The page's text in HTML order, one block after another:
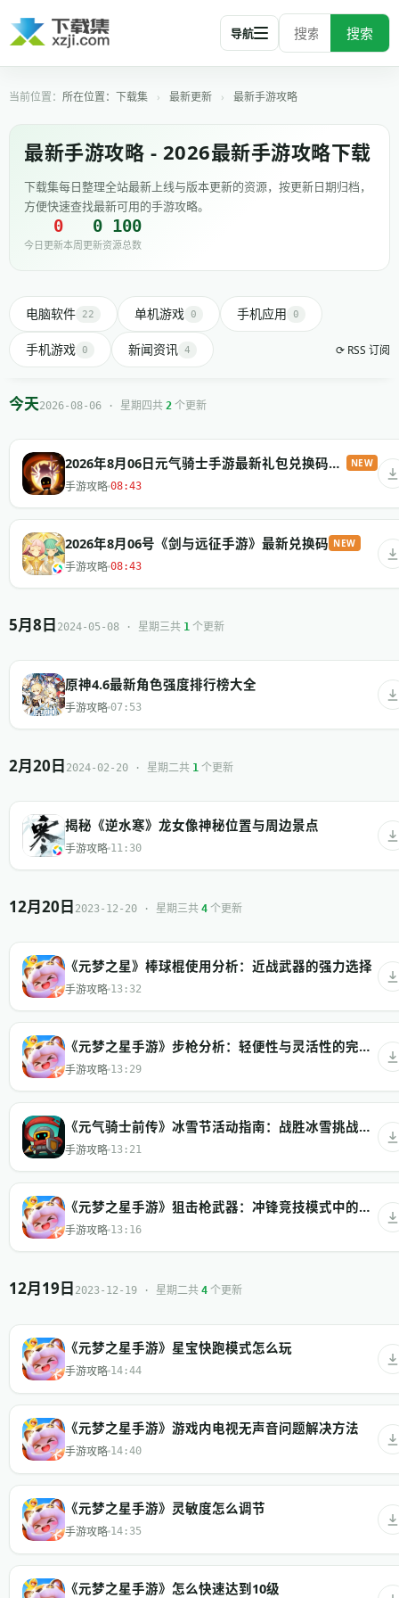
搜索
导航
所在位置： 下载集 › 最新更新 › 最新手游攻略
最新手游攻略 - 2026最新手游攻略下载
下载集每日整理全站最新上线与版本更新的资源，按更新日期归档，
方便快速查找最新可用的手游攻略。
0
今日更新
0
本周更新
100
资源总数
电脑软件 22 单机游戏 0 手机应用 0
手机游戏 0 新闻资讯 4 ⟳ RSS 订阅
今天2026-08-06 · 星期四共 2 个更新
2026年8月06日元气骑士手游最新礼包兑换码汇总 NEW
手游攻略 08:43
2026年8月06号《剑与远征手游》最新兑换码 NEW
手游攻略 08:43
5月8日 2024-05-08 · 星期三共 1 个更新
原神4.6最新角色强度排行榜大全
手游攻略 07:53
2月20日 2024-02-20 · 星期二共 1 个更新
揭秘《逆水寒》龙女像神秘位置与周边景点
手游攻略 11:30
12月20日 2023-12-20 · 星期三共 4 个更新
《元梦之星》棒球棍使用分析：近战武器的强力选择
手游攻略 13:32
《元梦之星手游》步枪分析：轻便性与灵活性的完美结合
手游攻略 13:29
《元气骑士前传》冰雪节活动指南：战胜冰雪挑战，收获独特奖励
手游攻略 13:21
《元梦之星手游》狙击枪武器：冲锋竞技模式中的高风险高回报选择
手游攻略 13:16
12月19日 2023-12-19 · 星期二共 4 个更新
《元梦之星手游》星宝快跑模式怎么玩
手游攻略 14:44
《元梦之星手游》游戏内电视无声音问题解决方法
手游攻略 14:40
《元梦之星手游》灵敏度怎么调节
手游攻略 14:35
《元梦之星手游》怎么快速达到10级